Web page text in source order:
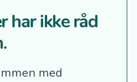
har ikke råd
med